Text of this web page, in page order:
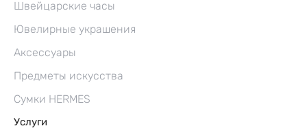
Швейцарские часы
Ювелирные украшения
Аксессуары
Предметы искусства
Сумки HERMES
Услуги